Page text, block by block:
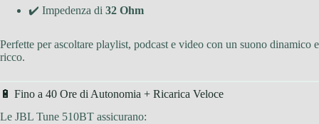
✔️ Impedenza di 32 Ohm
Perfette per ascoltare playlist, podcast e video con un suono dinamico e
ricco.
🔋 Fino a 40 Ore di Autonomia + Ricarica Veloce
Le JBL Tune 510BT assicurano: